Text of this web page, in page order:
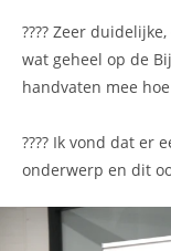
???? Zeer
wat geheel op de
handvaten mee
???? Ik vond dat er
onderwerp en dit